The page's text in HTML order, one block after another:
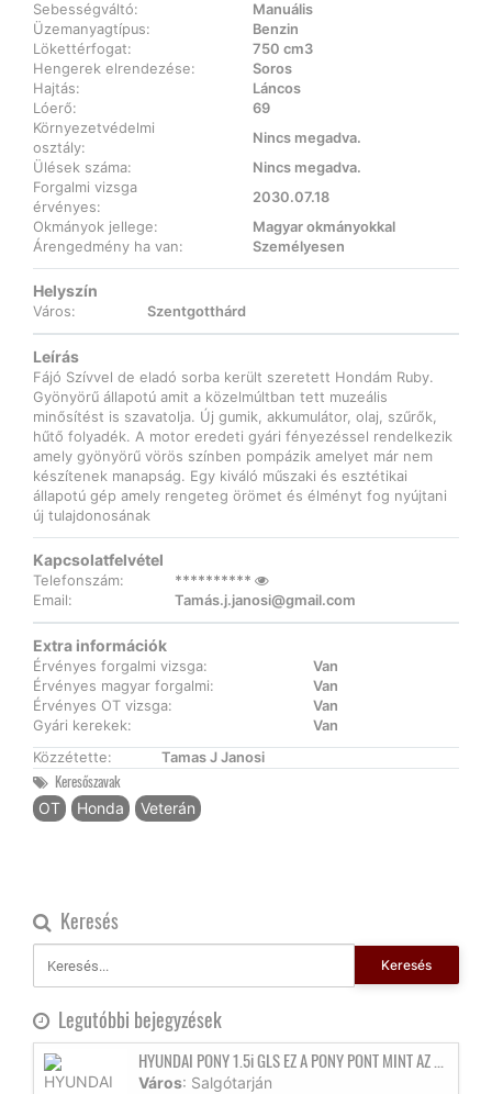
Sebességváltó:
Manuális
Üzemanyagtípus:
Benzin
Lökettérfogat:
750 cm3
Hengerek elrendezése:
Soros
Hajtás:
Láncos
Lóerő:
69
Környezetvédelmi
osztály:
Nincs megadva.
Ülések száma:
Nincs megadva.
Forgalmi vizsga
érvényes:
2030.07.18
Okmányok jellege:
Magyar okmányokkal
Árengedmény ha van:
Személyesen
Helyszín
Város: Szentgotthárd
Leírás
Fájó Szívvel de eladó sorba került szeretett Hondám Ruby.
Gyönyörű állapotú amit a közelmúltban tett muzeális
minősítést is szavatolja. Új gumik, akkumulátor, olaj, szűrők,
hűtő folyadék. A motor eredeti gyári fényezéssel rendelkezik
amely gyönyörű vörös színben pompázik amelyet már nem
készítenek manapság. Egy kiváló műszaki és esztétikai
állapotú gép amely rengeteg örömet és élményt fog nyújtani
új tulajdonosának
Kapcsolatfelvétel
Telefonszám:
**********
Email:
Tamás.j.janosi@gmail.com
Extra információk
Érvényes forgalmi vizsga:
Van
Érvényes magyar forgalmi:
Van
Érvényes OT vizsga:
Van
Gyári kerekek:
Van
Közzétette:
Tamas J Janosi
Keresőszavak
OT Honda Veterán
Keresés
Keresés
Legutóbbi bejegyzések
HYUNDAI PONY 1.5i GLS EZ A PONY PONT MINT AZ ...
Város: Salgótarján